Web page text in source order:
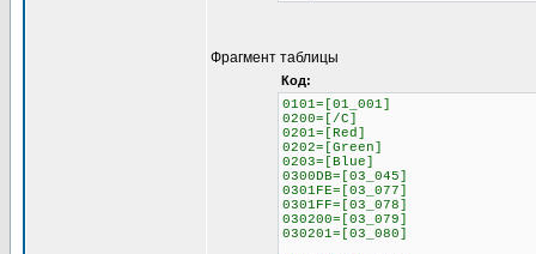
Фрагмент таблицы
Код:
0101=[01_001]
0200=[/C]
0201=[Red]
0202=[Green]
0203=[Blue]
0300DB=[03_045]
0301FE=[03_077]
0301FF=[03_078]
030200=[03_079]
030201=[03_080]